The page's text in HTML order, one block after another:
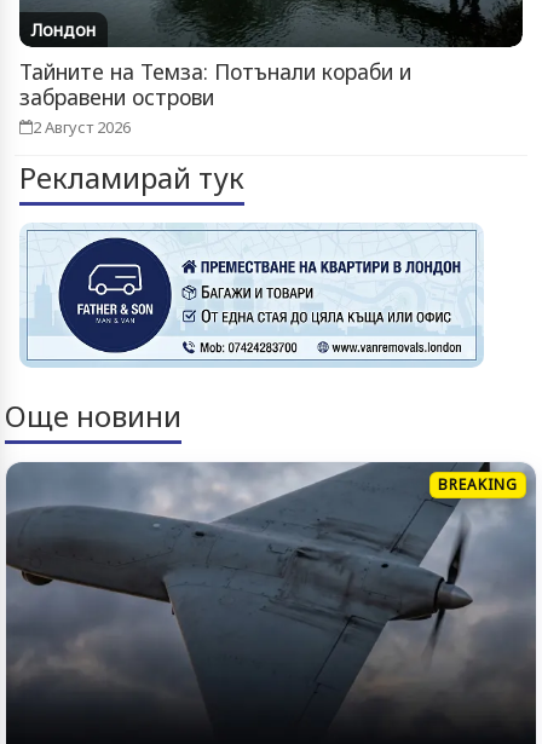
Лондон
Тайните на Темза: Потънали кораби и
забравени острови
2 Август 2026
Рекламирай тук
Още новини
BREAKING